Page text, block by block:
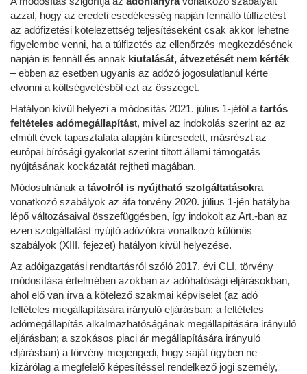
azzal, hogy az eredeti esedékesség napján fennálló túlfizetést
az adófizetési kötelezettség teljesítéseként csak akkor lehetne
figyelembe venni, ha a túlfizetés az ellenőrzés megkezdésének
napján is fennáll és annak kiutalását, átvezetését nem kérték
– ebben az esetben ugyanis az adózó jogosulatlanul kérte
elvonni a költségvetésből ezt az összeget.
Hatályon kívül helyezi a módosítás 2021. július 1-jétől a tartós
feltételes adómegállapítást, mivel az indokolás szerint az az
elmúlt évek tapasztalata alapján kiüresedett, másrészt az
európai bírósági gyakorlat szerint tiltott állami támogatás
nyújtásának kockázatát rejtheti magában.
Módosulnának a távolról is nyújtható szolgáltatásokra
vonatkozó szabályok az áfa törvény 2020. július 1-jén hatályba
lépő változásaival összefüggésben, így indokolt az Art.-ban az
ezen szolgáltatást nyújtó adózókra vonatkozó különös
szabályok (XIII. fejezet) hatályon kívül helyezése.
Az adóigazgatási rendtartásról szóló 2017. évi CLI. törvény
módosítása értelmében azokban az adóhatósági eljárásokban,
ahol elő van írva a kötelező szakmai képviselet (az adó
feltételes megállapítására irányuló eljárásban; a feltételes
adómegállapítás alkalmazhatóságának megállapítására irányuló
eljárásban; a szokásos piaci ár megállapítására irányuló
eljárásban) a törvény megengedi, hogy saját ügyben ne
kizárólag a megfelelő képesítéssel rendelkező jogi személy,